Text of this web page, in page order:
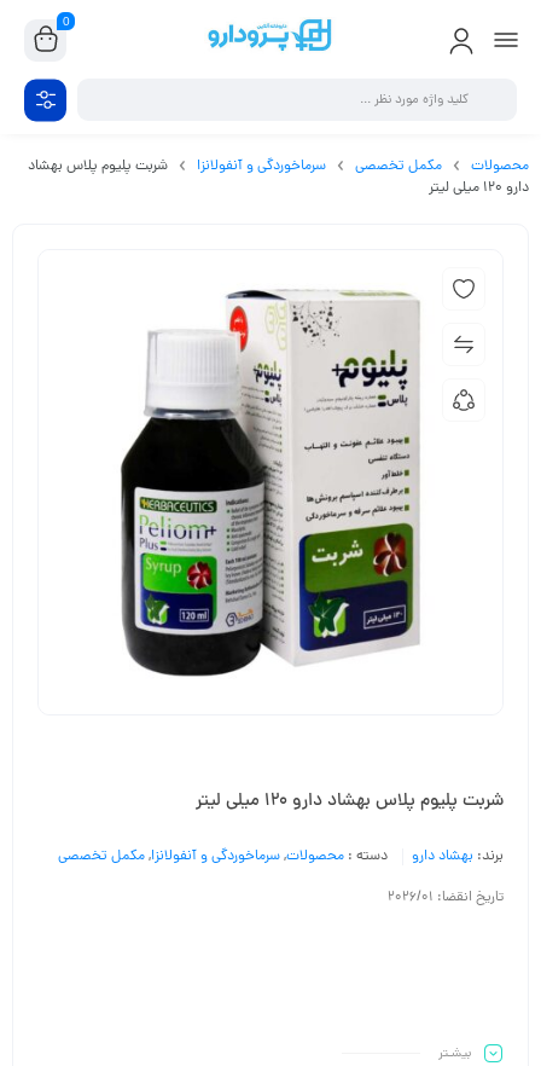
0
محصولات مکمل تخصصی سرماخوردگی و آنفولانزا
شربت پلیوم پلاس بهشاد
دارو ۱۲۰ میلی لیتر
شربت پلیوم پلاس بهشاد دارو ۱۲۰ میلی لیتر
برند: بهشاد دارو دسته : محصولات,سرماخوردگی و آنفولانزا,مکمل تخصصی
تاریخ انقضا: 2026/01
بیشـتر